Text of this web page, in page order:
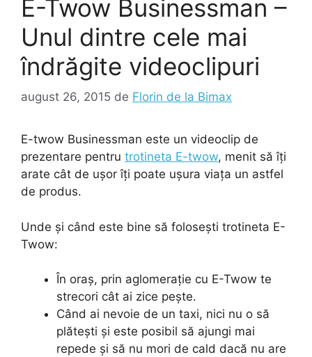
E-Twow Businessman –
Unul dintre cele mai
îndrăgite videoclipuri
august 26, 2015 de Florin de la Bimax
E-twow Businessman este un videoclip de
prezentare pentru trotineta E-twow, menit să îți
arate cât de ușor îți poate ușura viața un astfel
de produs.
Unde și când este bine să folosești trotineta E-
Twow:
În oraș, prin aglomerație cu E-Twow te
strecori cât ai zice pește.
Când ai nevoie de un taxi, nici nu o să
plătești și este posibil să ajungi mai
repede și să nu mori de cald dacă nu are